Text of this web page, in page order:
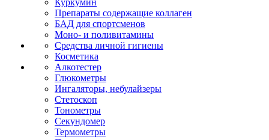
Куркумин
Препараты содержащие коллаген
БАД для спортсменов
Моно- и поливитамины
Средства личной гигиены
Косметика
Алкотестер
Глюкометры
Ингаляторы, небулайзеры
Стетоскоп
Тонометры
Секундомер
Термометры